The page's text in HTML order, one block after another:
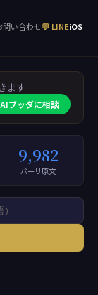
問い合わせ💬 LINEiOS
ます
ブッダに相談
9,982
パーリ原文